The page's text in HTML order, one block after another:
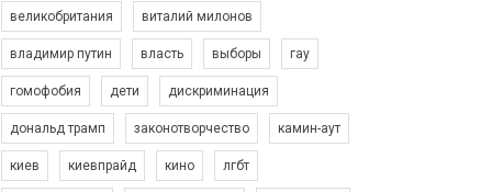
Зупинимо насильство проти ЛГБТ в Україні! Stop violence against LGBT in Ukraine!
Емоційний та вражаючий промо-ролік на
великобритания виталий милонов
владимир путин власть выборы гау
гомофобия дети дискриминация
дональд трамп законотворчество камин-аут
киев киевпрайд кино лгбт